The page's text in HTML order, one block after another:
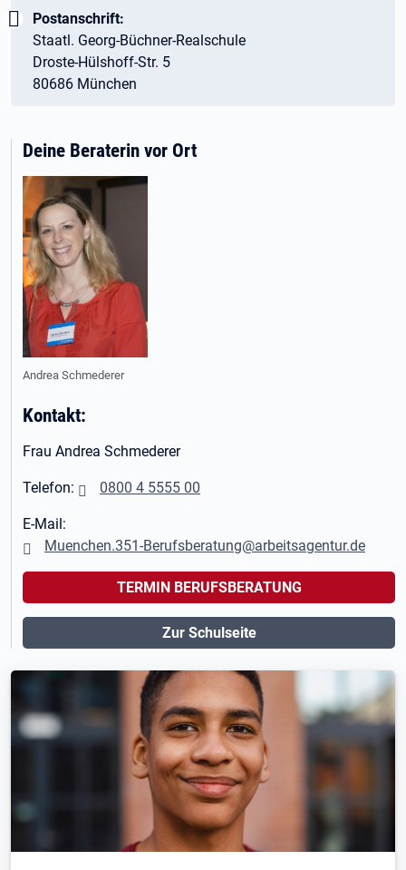
Wichtig:
Postanschrift:
Staatl. Georg-Büchner-Realschule
Droste-Hülshoff-Str. 5
80686 München
Deine Beraterin vor Ort
Andrea Schmederer
Kontakt:
Frau Andrea Schmederer
Telefon: 0800 4 5555 00
E-Mail:
Muenchen.351-Berufsberatung@arbeitsagentur.de
TERMIN BERUFSBERATUNG
Zur Schulseite